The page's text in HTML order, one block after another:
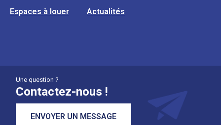
Espaces à louer Actualités
Une question ?
Contactez-nous !
ENVOYER UN MESSAGE